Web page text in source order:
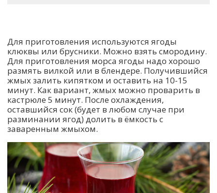
Для приготовления используются ягоды
клюквы или брусники. Можно взять смородину.
Для приготовления морса ягоды надо хорошо
размять вилкой или в блендере. Получившийся
жмых залить кипятком и оставить на 10-15
минут. Как вариант, жмых можно проварить в
кастрюле 5 минут. После охлаждения,
оставшийся сок (будет в любом случае при
разминании ягод) долить в ёмкость с
заваренным жмыхом.